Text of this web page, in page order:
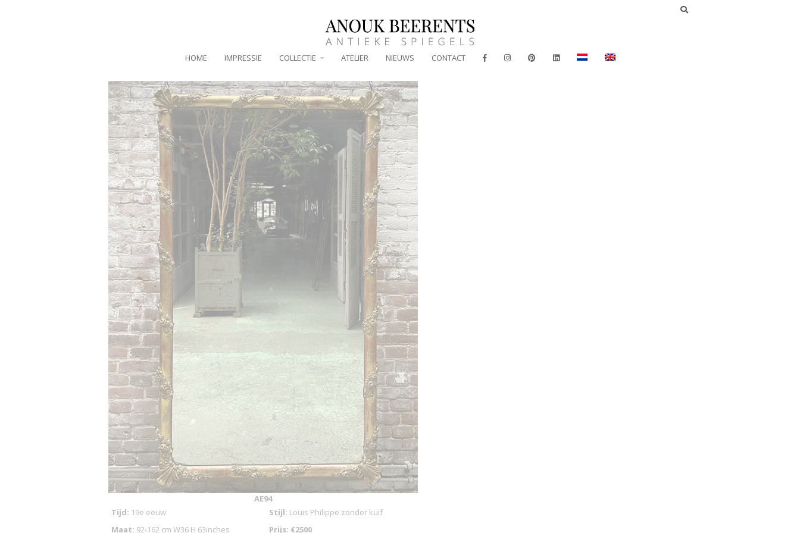
HOME IMPRESSIE COLLECTIE ATELIER NIEUWS CONTACT
AE94
Tijd: 19e eeuw Stijl: Louis Philippe zonder kuif
Maat: 92-162 cm W36 H 63inches Prijs: €2500